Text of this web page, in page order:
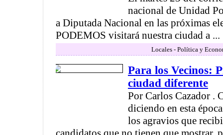
nacional de Unidad
a Diputada Nacional en las próximas
PODEMOS visitará nuestra ciudad a ...
Locales - Política y
Para los Vecinos:
ciudad diferente
Por Carlos Cazador .
diciendo en esta
los agravios que